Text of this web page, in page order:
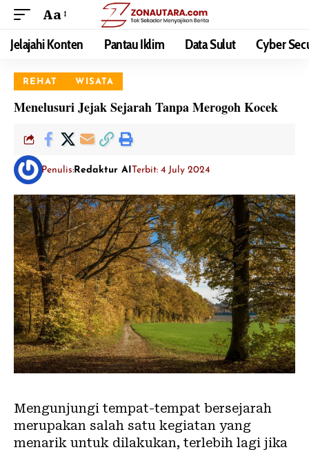
Aa
Jelajahi Konten Pantau Iklim Data Sulut Cyber
REHAT WISATA
Menelusuri Jejak Sejarah Tanpa Merogoh Kocek
Penulis: Redaktur AITerbit: 4 July 2024
Mengunjungi tempat-tempat bersejarah
merupakan salah satu kegiatan yang
menarik untuk dilakukan, terlebih lagi jika